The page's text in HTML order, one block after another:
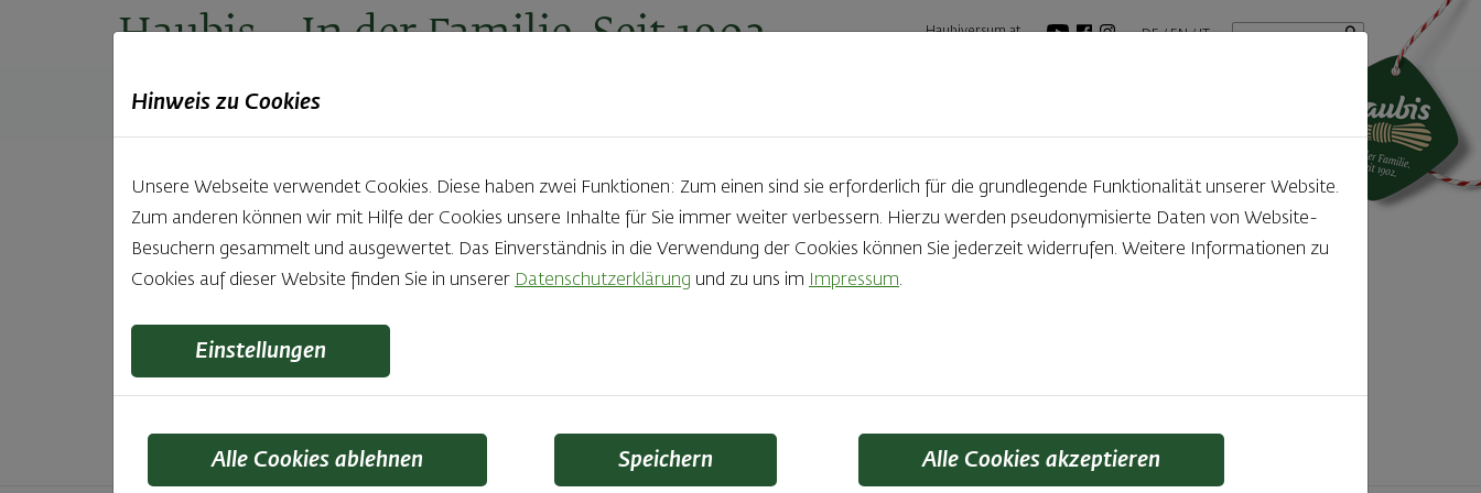
Haubis– In der Familie. Seit 1902. Haubiversum.at DE EN IT Suchbegriff
Produkte Backstuben
Unsere Produkte aus der Backstube entdecken
Hinweis zu Cookies
Unsere Webseite verwendet Cookies. Diese haben zwei Funktionen: Zum einen sind sie erforderlich für die grundlegende Funktionalität unserer Website.
Zum anderen können wir mit Hilfe der Cookies unsere Inhalte für Sie immer weiter verbessern. Hierzu werden pseudonymisierte Daten von Website-
Besuchern gesammelt und ausgewertet. Das Einverständnis in die Verwendung der Cookies können Sie jederzeit widerrufen. Weitere Informationen zu
Cookies auf dieser Website finden Sie in unserer Datenschutzerklärung und zu uns im Impressum.
Einstellungen
Alle Cookies ablehnen Speichern Alle Cookies akzeptieren